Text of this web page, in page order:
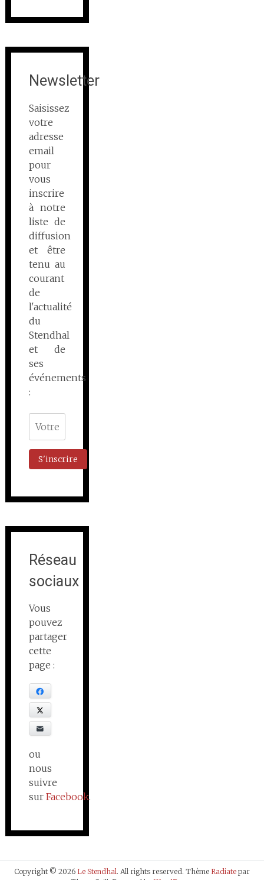
Newsletter
Saisissez
votre
adresse
email
pour
vous
inscrire
à notre
liste de
diffusion
et être
tenu au
courant
de
l'actualité
du
Stendhal
et de
ses
événements
:
Réseau
sociaux
Vous
pouvez
partager
cette
page :
ou
nous
suivre
sur Facebook.
Copyright © 2026 Le Stendhal. All rights reserved. Thème Radiate par